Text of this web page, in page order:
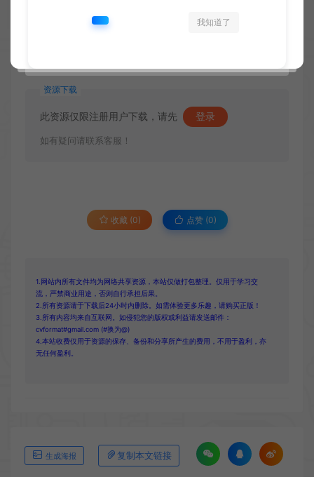
资源下载
此资源仅限注册用户下载，请先 登录
如有疑问请联系客服！
收藏 (0) 点赞 (0)
1.网站内所有文件均为网络共享资源，本站仅做打包整理。仅用于学习交
流，严禁商业用途，否则自行承担后果。
2.所有资源请于下载后24小时内删除。如需体验更多乐趣，请购买正版！
3.所有内容均来自互联网。如侵犯您的版权或利益请发送邮件：
cvformat#gmail.com (#换为@)
4.本站收费仅用于资源的保存、备份和分享所产生的费用，不用于盈利，亦
无任何盈利。
生成海报 复制本文链接
我知道了